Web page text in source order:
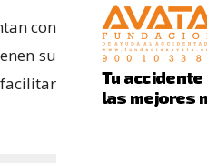
con
su